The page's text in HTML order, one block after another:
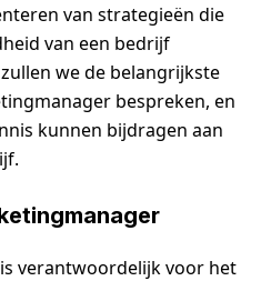
van strategieën die
van een bedrijf
we de belangrijkste
bespreken, en
kunnen bijdragen aan
verantwoordelijk voor het